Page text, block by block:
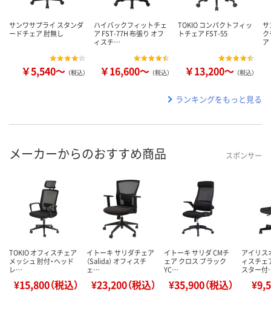
サンワサプライ スタンダ
ードチェア 肘無し
￥5,540～ （税込）
ハイバックフィットチェ
ア FST-77H 布張り オフ
ィスチ…
￥16,600～ （税込）
TOKIO コンパクトフィッ
トチェア FST-55
￥13,200～ （税込）
サ
ア
ランキングをもっと見る
メーカーからのおすすめ商品 スポンサー
TOKIO オフィスチェア
メッシュ 肘付・ヘッド
レ…
¥15,800（税込）
イトーキ サリダチェア
（Salida） オフィスチ
ェ…
¥23,200（税込）
イトーキ サリダ CMチ
ェア クロス ブラック
YC…
¥35,900（税込）
アイリス
ィスチ
スター